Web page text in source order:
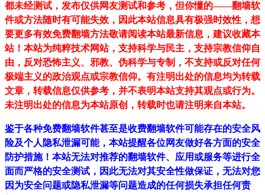
都未经测试，发布仅供网友测试和参考，但你懂的——翻墙软
件或方法随时有可能失效，因此本站信息具有极强时效性，想
要更多有效免费翻墙方法敬请阅读本站最新信息，建议收藏本
站！ 本站为纯粹技术网站，支持科学与民主，支持宗教信仰自
由，反对恐怖主义、邪教、伪科学与专制，不支持或反对任何
极端主义的政治观点或宗教信仰。有注明出处的信息均为转载
文章，转载信息仅供参考，并不表明本站支持其观点或行为。
未注明出处的信息为本站原创，转载时也请注明来自本站。
鉴于各种免费翻墙软件甚至是收费翻墙软件可能存在的安全风
险及个人隐私泄漏可能，本站提醒各位网友做好各方面的安全
防护措施！本站无法对推荐的翻墙软件、应用或服务等进行全
面而严格的安全测试，因此无法对其安全性做保证，无法对您
因为安全问题或隐私泄漏等问题造成的任何损失承担任何责